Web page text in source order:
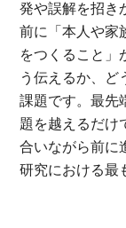
発や誤解を招き
前に「本人や家
をつくること」
う伝えるか、ど
課題です。最先
題を越えるだけ
合いながら前に
研究における最